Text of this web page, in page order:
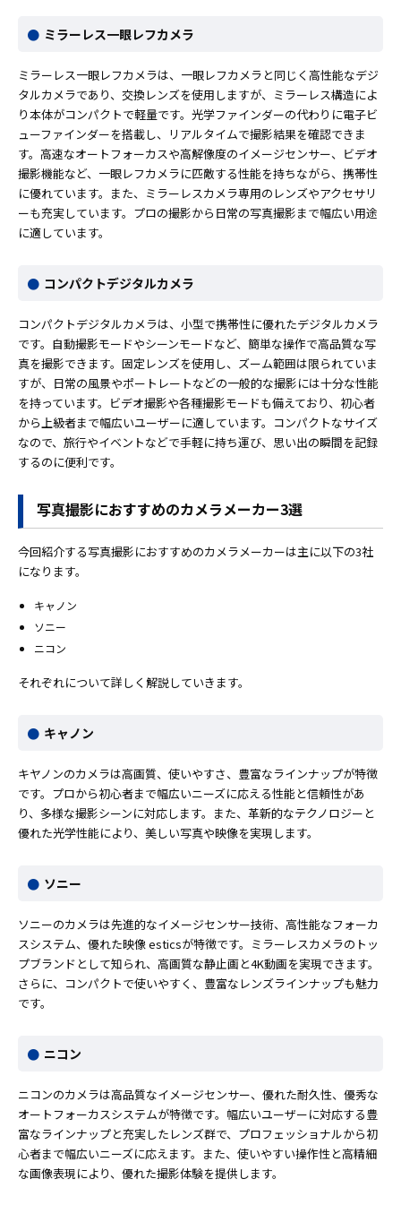
ミラーレス一眼レフカメラ
ミラーレス一眼レフカメラは、一眼レフカメラと同じく高性能なデジ
タルカメラであり、交換レンズを使用しますが、ミラーレス構造によ
り本体がコンパクトで軽量です。光学ファインダーの代わりに電子ビ
ューファインダーを搭載し、リアルタイムで撮影結果を確認できま
す。高速なオートフォーカスや高解像度のイメージセンサー、ビデオ
撮影機能など、一眼レフカメラに匹敵する性能を持ちながら、携帯性
に優れています。また、ミラーレスカメラ専用のレンズやアクセサリ
ーも充実しています。プロの撮影から日常の写真撮影まで幅広い用途
に適しています。
コンパクトデジタルカメラ
コンパクトデジタルカメラは、小型で携帯性に優れたデジタルカメラ
です。自動撮影モードやシーンモードなど、簡単な操作で高品質な写
真を撮影できます。固定レンズを使用し、ズーム範囲は限られていま
すが、日常の風景やポートレートなどの一般的な撮影には十分な性能
を持っています。ビデオ撮影や各種撮影モードも備えており、初心者
から上級者まで幅広いユーザーに適しています。コンパクトなサイズ
なので、旅行やイベントなどで手軽に持ち運び、思い出の瞬間を記録
するのに便利です。
写真撮影におすすめのカメラメーカー3選
今回紹介する写真撮影におすすめのカメラメーカーは主に以下の3社
になります。
キャノン
ソニー
ニコン
それぞれについて詳しく解説していきます。
キャノン
キヤノンのカメラは高画質、使いやすさ、豊富なラインナップが特徴
です。プロから初心者まで幅広いニーズに応える性能と信頼性があ
り、多様な撮影シーンに対応します。また、革新的なテクノロジーと
優れた光学性能により、美しい写真や映像を実現します。
ソニー
ソニーのカメラは先進的なイメージセンサー技術、高性能なフォーカ
スシステム、優れた映像 esticsが特徴です。ミラーレスカメラのトッ
プブランドとして知られ、高画質な静止画と4K動画を実現できます。
さらに、コンパクトで使いやすく、豊富なレンズラインナップも魅力
です。
ニコン
ニコンのカメラは高品質なイメージセンサー、優れた耐久性、優秀な
オートフォーカスシステムが特徴です。幅広いユーザーに対応する豊
富なラインナップと充実したレンズ群で、プロフェッショナルから初
心者まで幅広いニーズに応えます。また、使いやすい操作性と高精細
な画像表現により、優れた撮影体験を提供します。